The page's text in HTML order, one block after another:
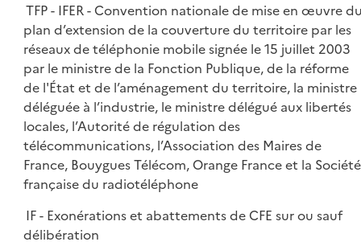
TFP - IFER - Convention nationale de mise en œuvre
plan d’extension de la couverture du territoire par les
réseaux de téléphonie mobile signée le 15 juillet 2003
par le ministre de la Fonction Publique, de la réforme
de l'État et de l’aménagement du territoire, la ministre
déléguée à l’industrie, le ministre délégué aux libertés
locales, l’Autorité de régulation des
télécommunications, l’Association des Maires de
France, Bouygues Télécom, Orange France et la Société
française du radiotéléphone
IF - Exonérations et abattements de CFE sur ou sauf
délibération